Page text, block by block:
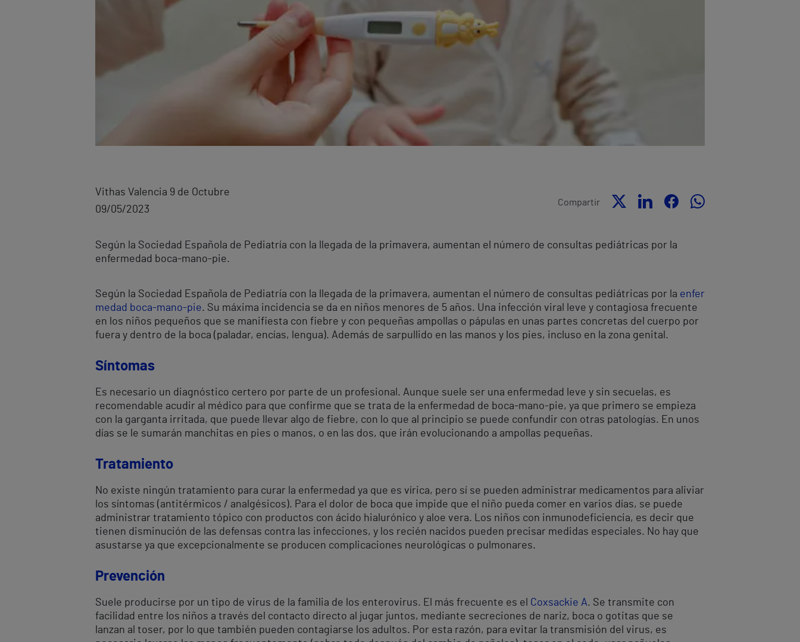
Vithas Valencia 9 de Octubre
09/05/2023
Compartir
Según la Sociedad Española de Pediatría con la llegada de la primavera, aumentan el número de consultas pediátricas por la
enfermedad boca-mano-pie.
Según la Sociedad Española de Pediatría con la llegada de la primavera, aumentan el número de consultas pediátricas por la enfer
medad boca-mano-pie. Su máxima incidencia se da en niños menores de 5 años. Una infección viral leve y contagiosa frecuente
en los niños pequeños que se manifiesta con fiebre y con pequeñas ampollas o pápulas en unas partes concretas del cuerpo por
fuera y dentro de la boca (paladar, encías, lengua). Además de sarpullido en las manos y los pies, incluso en la zona genital.
Síntomas
Es necesario un diagnóstico certero por parte de un profesional. Aunque suele ser una enfermedad leve y sin secuelas, es
recomendable acudir al médico para que confirme que se trata de la enfermedad de boca-mano-pie, ya que primero se empieza
con la garganta irritada, que puede llevar algo de fiebre, con lo que al principio se puede confundir con otras patologías. En unos
días se le sumarán manchitas en pies o manos, o en las dos, que irán evolucionando a ampollas pequeñas.
Tratamiento
No existe ningún tratamiento para curar la enfermedad ya que es vírica, pero sí se pueden administrar medicamentos para aliviar
los síntomas (antitérmicos / analgésicos). Para el dolor de boca que impide que el niño pueda comer en varios días, se puede
administrar tratamiento tópico con productos con ácido hialurónico y aloe vera. Los niños con inmunodeficiencia, es decir que
tienen disminución de las defensas contra las infecciones, y los recién nacidos pueden precisar medidas especiales. No hay que
asustarse ya que excepcionalmente se producen complicaciones neurológicas o pulmonares.
Prevención
Suele producirse por un tipo de virus de la familia de los enterovirus. El más frecuente es el Coxsackie A. Se transmite con
facilidad entre los niños a través del contacto directo al jugar juntos, mediante secreciones de nariz, boca o gotitas que se
lanzan al toser, por lo que también pueden contagiarse los adultos. Por esta razón, para evitar la transmisión del virus, es